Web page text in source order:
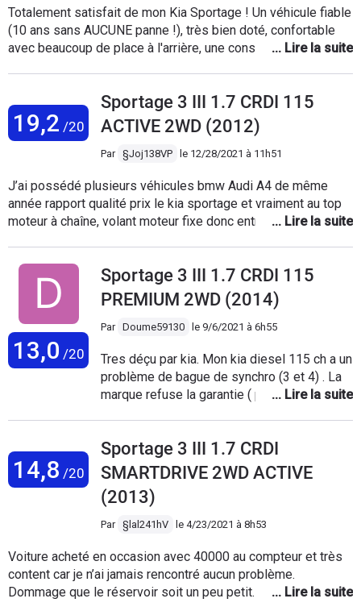
chère
Totalement satisfait de mon Kia Sportage ! Un véhicule fiable
(10 ans sans AUCUNE panne !), très bien doté, confortable
avec beaucoup de place à l'arrière, une conso très
max dès 1500 tr/mn, une exception). C'est mon premier KIA,
mais certainement pas le dernier ....
19,2 /20
Sportage 3 III 1.7 CRDI 115
ACTIVE 2WD (2012)
Par §Joj138VP le 12/28/2021 à 11h51
J’ai possédé plusieurs véhicules bmw Audi A4 de même
année rapport qualité prix le kia sportage et vraiment au top
moteur à chaîne, volant moteur fixe donc entretien au moment
6.1l le seul bémol le sur l’autoroute 7.1l le 115cv et vraiment
top et pareille sur autoroute trop mou une re programmation
pour le passer à ces 150cv ne lui fait pas de mal et ces
vraiment le jour et la nuit, intérieure pas mal de plastiques
mes très bien optionner pour sont prix esthétique extérieur
juste très jolie.
13,0 /20
Sportage 3 III 1.7 CRDI 115
PREMIUM 2WD (2014)
Par Doume59130 le 9/6/2021 à 6h55
Tres déçu par kia. Mon kia diesel 115 ch a un
problème de bague de synchro (3 et 4) . La
marque refuse la garantie ( pourtant valable
commence à la sortie d'usine et non au 1er
proprio. Incroyable. Les frais s'élèvent à
2500 euros avec le volant moteur qui doit
être changé obligatoirement d'après leurs
dire. Dégoûté. Que faire? Qui a eu ce genre
de soucis?
14,8 /20
Sportage 3 III 1.7 CRDI
SMARTDRIVE 2WD ACTIVE
(2013)
Par §lal241hV le 4/23/2021 à 8h53
Voiture acheté en occasion avec 40000 au compteur et très
content car je n’ai jamais rencontré aucun problème.
Dommage que le réservoir soit un peu petit. Les entretient